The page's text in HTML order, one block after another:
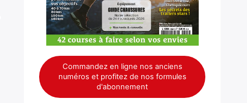
Commandez en ligne nos anciens
numéros et profitez de nos formules
d'abonnement